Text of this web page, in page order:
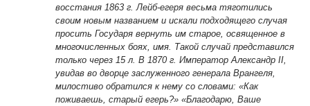
восстания 1863 г. Лейб-егеря весьма тяготились
своим новым названием и искали подходящего случая
просить Государя вернуть им старое, освященное в
многочисленных боях, имя. Такой случай представился
только через 15 л. В 1870 г. Император Александр II,
увидав во дворце заслуженного генерала Врангеля,
милостиво обратился к нему со словами: «Как
поживаешь, старый егерь?» «Благодарю, Ваше